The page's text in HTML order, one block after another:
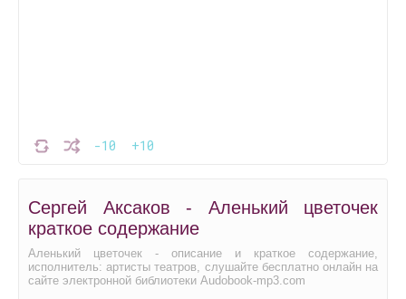
-10 +10
Сергей Аксаков - Аленький цветочек
краткое содержание
Аленький цветочек - описание и краткое содержание,
исполнитель: артисты театров, слушайте бесплатно онлайн на
сайте электронной библиотеки Audobook-mp3.com